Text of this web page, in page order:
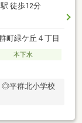
徒歩12分
町緑ケ丘４丁目
本下水
平群北小学校